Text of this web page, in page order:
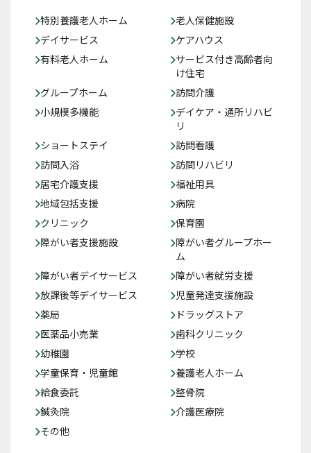
特別養護老人ホーム
老人保健施設
デイサービス
ケアハウス
有料老人ホーム
サービス付き高齢者向
け住宅
グループホーム
訪問介護
小規模多機能
デイケア・通所リハビ
リ
ショートステイ
訪問看護
訪問入浴
訪問リハビリ
居宅介護支援
福祉用具
地域包括支援
病院
クリニック
保育園
障がい者支援施設
障がい者グループホー
ム
障がい者デイサービス
障がい者就労支援
放課後等デイサービス
児童発達支援施設
薬局
ドラッグストア
医薬品小売業
歯科クリニック
幼稚園
学校
学童保育・児童館
養護老人ホーム
給食委託
整骨院
鍼灸院
介護医療院
その他